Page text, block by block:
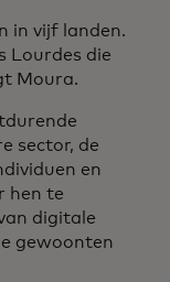
in vijf landen.
Lourdes die
Moura.
sector, de
en
hen te
digitale
gewoonten